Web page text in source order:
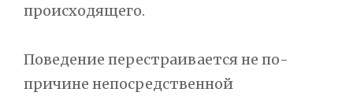
происходящего.
Поведение перестраивается не по-
причине непосредственной